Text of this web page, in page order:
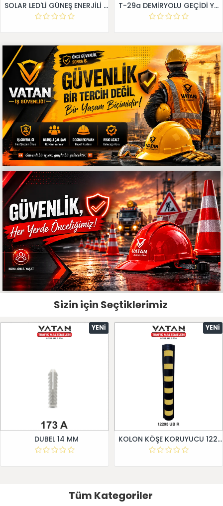
SOLAR LED'Lİ GÜNEŞ ENERJİLİ LEVHA T-29a DEMİRYOLU GEÇİDİ YAKLAŞIM LEVHALARI (Sağ)
Sizin için Seçtiklerimiz
YENI
DUBEL 14 MM
YENI
KOLON KÖŞE KORUYUCU 12295 UB R
Tüm Kategoriler